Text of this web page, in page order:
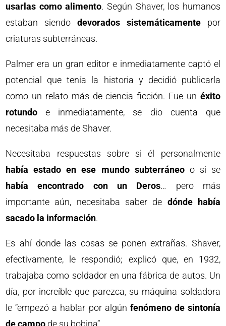
usarlas como alimento. Según Shaver, los humanos
estaban siendo devorados sistemáticamentepor
criaturas subterráneas.
Palmer era un gran editor e inmediatamente captó el
potencial que tenía la historia y decidió publicarla
como un relato más de ciencia ficción. Fue un éxito
rotundo e inmediatamente, se dio cuenta que
necesitaba más de Shaver.
Necesitaba respuestas sobre si él personalmente
había estado en ese mundo subterráneoo si se
había encontrado con un Deros… pero más
importante aún, necesitaba saber de dónde había
sacado la información.
Es ahí donde las cosas se ponen extrañas. Shaver,
efectivamente, le respondió; explicó que, en 1932,
trabajaba como soldador en una fábrica de autos. Un
día, por increíble que parezca, su máquina soldadora
le “empezó a hablar por algún fenómeno de sintonía
de campo de su bobina”.